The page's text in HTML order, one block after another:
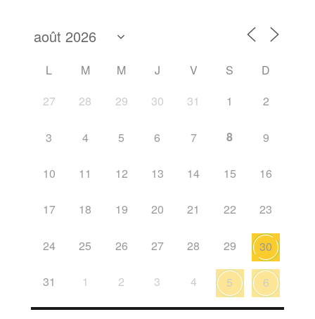
L M M J V S
D
27
28 29 30 31 1 2
3 4 5 6 7 8 9
10 11 12 13 14 15 16
17 18 19 20 21 22 23
24 25 26 27 28 29 30
31 1 2 3 4 5 6